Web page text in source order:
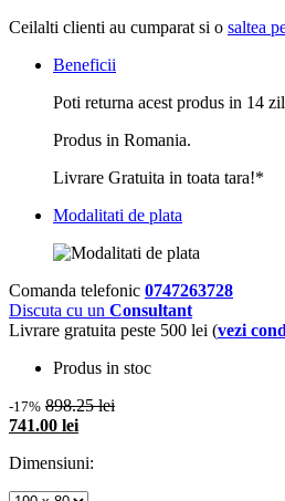
Ceilalti clienti au cumparat si o saltea
Beneficii
Poti returna acest produs in 14
Produs in Romania.
Livrare Gratuita in toata tara!*
Modalitati de plata
Comanda telefonic 0747263728
Discuta cu un Consultant
Livrare gratuita peste 500 lei (vezi
Produs in stoc
-17% 898.25 lei
741.00 lei
Dimensiuni: